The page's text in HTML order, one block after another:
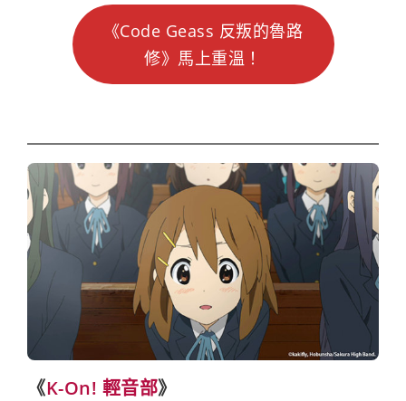
《Code Geass 反叛的魯路
修》馬上重溫！
《K-On! 輕音部》